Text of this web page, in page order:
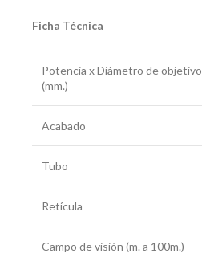
Ficha Técnica
Potencia x Diámetro de objetivo
(mm.)
Acabado
Tubo
Retícula
Campo de visión (m. a 100m.)